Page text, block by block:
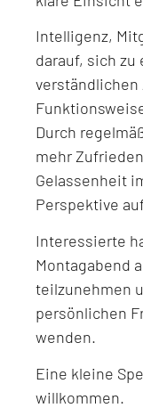
Intelligenz,
darauf, sich
verständlichen
Durch
mehr
Gelassenheit
Perspektive
Interessierte
Montagabend
teilzunehmen
persönlichen
wenden.
Eine kleine
willkommen.